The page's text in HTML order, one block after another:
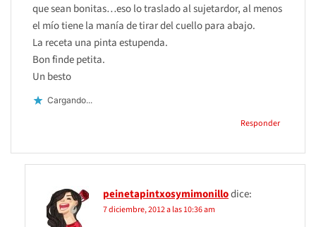
que sean bonitas…eso lo traslado al sujetardor, al menos
el mío tiene la manía de tirar del cuello para abajo.
La receta una pinta estupenda.
Bon finde petita.
Un besto
Cargando...
Responder
peinetapintxosymimonillodice:
7 diciembre, 2012 a las 10:36 am